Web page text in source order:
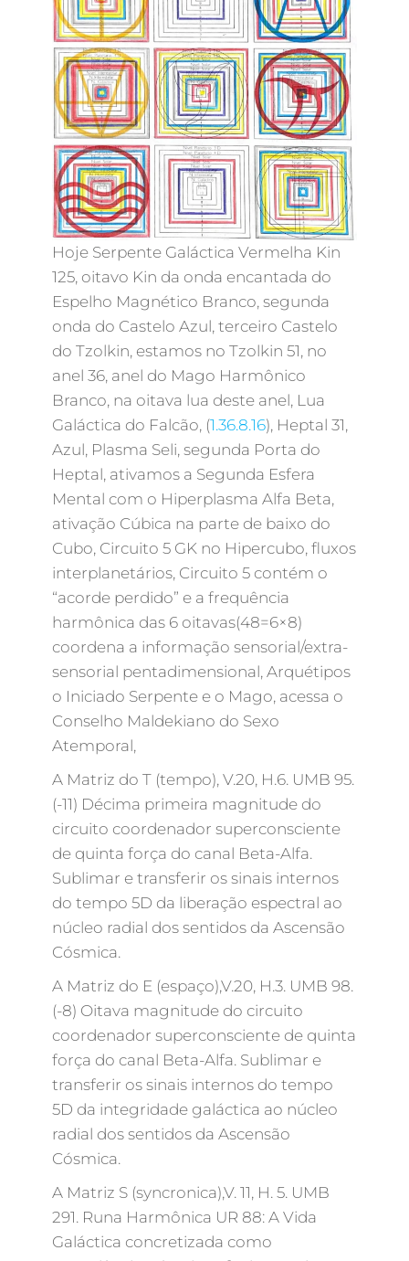
Hoje Serpente Galáctica Vermelha Kin
125, oitavo Kin da onda encantada do
Espelho Magnético Branco, segunda
onda do Castelo Azul, terceiro Castelo
do Tzolkin, estamos no Tzolkin 51, no
anel 36, anel do Mago Harmônico
Branco, na oitava lua deste anel, Lua
Galáctica do Falcão, (1.36.8.16), Heptal 31,
Azul, Plasma Seli, segunda Porta do
Heptal, ativamos a Segunda Esfera
Mental com o Hiperplasma Alfa Beta,
ativação Cúbica na parte de baixo do
Cubo, Circuito 5 GK no Hipercubo, fluxos
interplanetários, Circuito 5 contém o
“acorde perdido” e a frequência
harmônica das 6 oitavas(48=6×8)
coordena a informação sensorial/extra-
sensorial pentadimensional, Arquétipos
o Iniciado Serpente e o Mago, acessa o
Conselho Maldekiano do Sexo
Atemporal,
A Matriz do T (tempo), V.20, H.6. UMB 95.
(-11) Décima primeira magnitude do
circuito coordenador superconsciente
de quinta força do canal Beta-Alfa.
Sublimar e transferir os sinais internos
do tempo 5D da liberação espectral ao
núcleo radial dos sentidos da Ascensão
Cósmica.
A Matriz do E (espaço),V.20, H.3. UMB 98.
(-8) Oitava magnitude do circuito
coordenador superconsciente de quinta
força do canal Beta-Alfa. Sublimar e
transferir os sinais internos do tempo
5D da integridade galáctica ao núcleo
radial dos sentidos da Ascensão
Cósmica.
A Matriz S (syncronica),V. 11, H. 5. UMB
291. Runa Harmônica UR 88: A Vida
Galáctica concretizada como